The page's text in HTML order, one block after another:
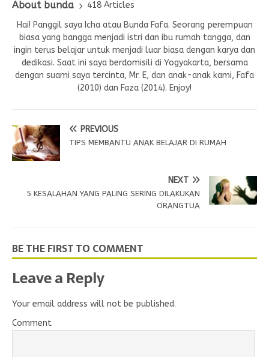
About bunda
418 Articles
Hai! Panggil saya Icha atau Bunda Fafa. Seorang perempuan
biasa yang bangga menjadi istri dan ibu rumah tangga, dan
ingin terus belajar untuk menjadi luar biasa dengan karya dan
dedikasi. Saat ini saya berdomisili di Yogyakarta, bersama
dengan suami saya tercinta, Mr. E, dan anak-anak kami, Fafa
(2010) dan Faza (2014). Enjoy!
PREVIOUS
TIPS MEMBANTU ANAK BELAJAR DI RUMAH
NEXT
5 KESALAHAN YANG PALING SERING DILAKUKAN
ORANGTUA
BE THE FIRST TO COMMENT
Leave a Reply
Your email address will not be published.
Comment